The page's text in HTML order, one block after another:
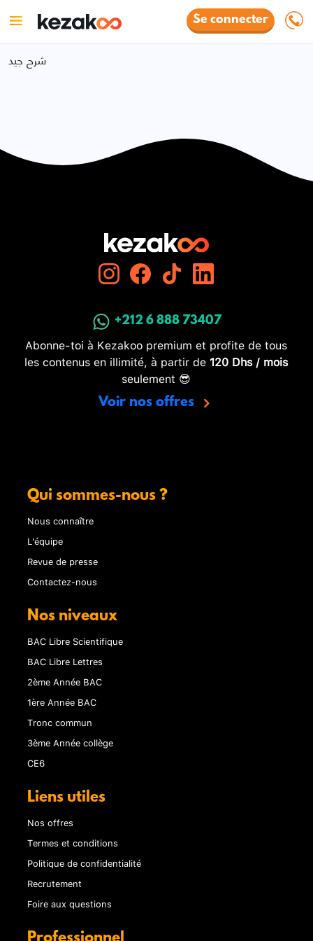
Se connecter
شرح جيد
+212 6 888 73407
Abonne-toi à Kezakoo premium et profite de tous
les contenus en illimité, à partir de 120 Dhs / mois
seulement 😎
Voir nos offres
Qui sommes-nous ?
Nous connaître
L'équipe
Revue de presse
Contactez-nous
Nos niveaux
BAC Libre Scientifique
BAC Libre Lettres
2ème Année BAC
1ère Année BAC
Tronc commun
3ème Année collège
CE6
Liens utiles
Nos offres
Termes et conditions
Politique de confidentialité
Recrutement
Foire aux questions